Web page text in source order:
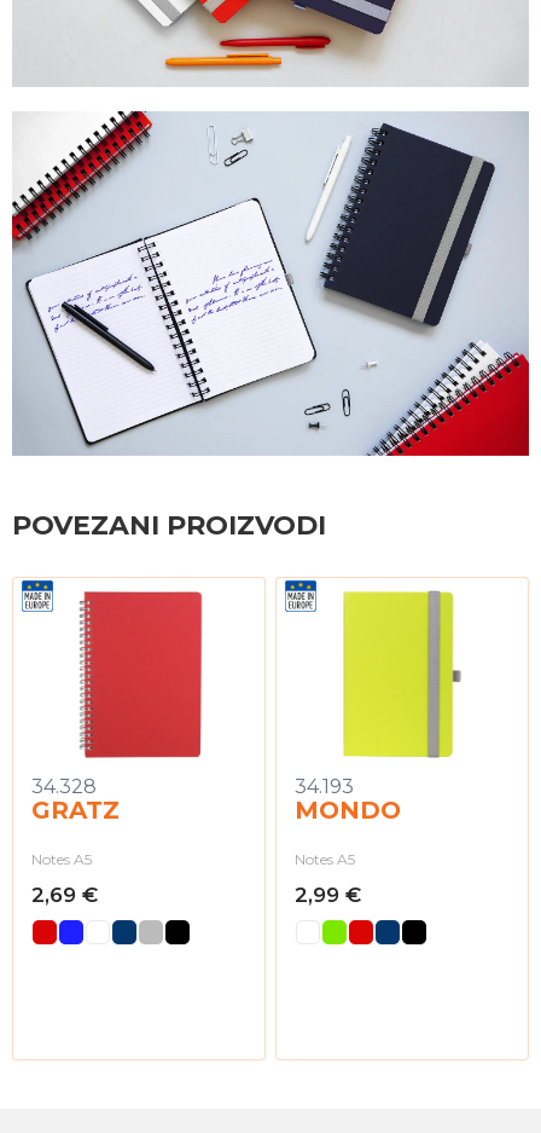
POVEZANI PROIZVODI
34.328
GRATZ
Notes A5
2,69 €
34.193
MONDO
Notes A5
2,99 €